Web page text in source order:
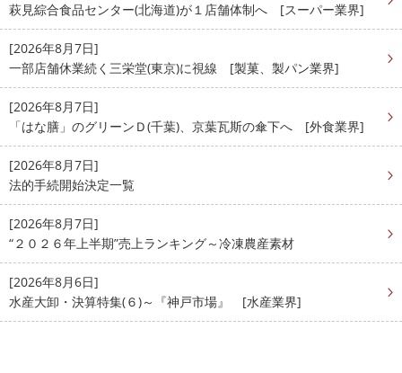
萩見綜合食品センター(北海道)が１店舗体制へ [スーパー業界]
[2026年8月7日]
一部店舗休業続く三栄堂(東京)に視線 [製菓、製パン業界]
[2026年8月7日]
「はな膳」のグリーンＤ(千葉)、京葉瓦斯の傘下へ [外食業界]
[2026年8月7日]
法的手続開始決定一覧
[2026年8月7日]
“２０２６年上半期”売上ランキング～冷凍農産素材
[2026年8月6日]
水産大卸・決算特集(６)～『神戸市場』 [水産業界]